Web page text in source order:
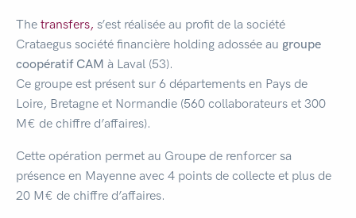
The transfers, s’est réalisée au profit de la société
Crataegus société financière holding adossée au groupe
coopératif CAM à Laval (53).
Ce groupe est présent sur 6 départements en Pays de
Loire, Bretagne et Normandie (560 collaborateurs et 300
M€ de chiffre d’affaires).
Cette opération permet au Groupe de renforcer sa
présence en Mayenne avec 4 points de collecte et plus de
20 M€ de chiffre d’affaires.